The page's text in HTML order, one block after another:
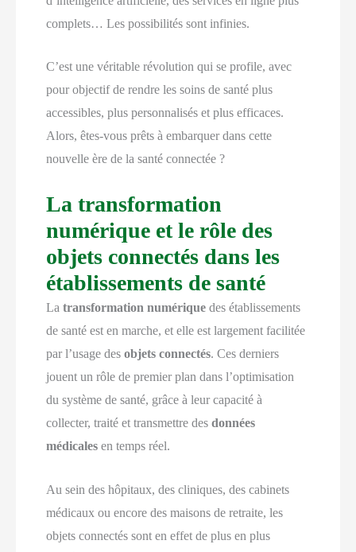
complets… Les possibilités sont infinies.
C’est une véritable révolution qui se profile, avec
pour objectif de rendre les soins de santé plus
accessibles, plus personnalisés et plus efficaces.
Alors, êtes-vous prêts à embarquer dans cette
nouvelle ère de la santé connectée ?
La transformation
numérique et le rôle des
objets connectés dans les
établissements de santé
Latransformation numérique des établissements
de santé est en marche, et elle est largement facilitée
par l’usage desobjets connectés. Ces derniers
jouent un rôle de premier plan dans l’optimisation
du système de santé, grâce à leur capacité à
collecter, traité et transmettre desdonnées
médicales en temps réel.
Au sein des hôpitaux, des cliniques, des cabinets
médicaux ou encore des maisons de retraite, les
objets connectés sont en effet de plus en plus